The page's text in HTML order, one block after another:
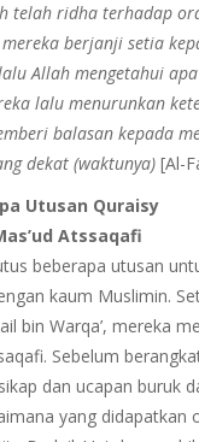
telah ridha terhadap
berjanji setia
Allah mengetahui
lalu menurunkan
balasan kepada
dekat (waktunya) [Al-
Utusan Quraisy
Atssaqafi
beberapa utusan
kaum Muslimin.
bin Warqa’, mereka
Sebelum
dan ucapan buruk
yang didapatkan